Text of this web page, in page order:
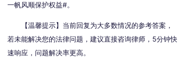
一帆风顺保护权益#。
【温馨提示】当前回复为大多数情况的参考答案，
若未能解决您的法律问题，建议直接咨询律师，5分钟快
速响应，问题解决率更高。